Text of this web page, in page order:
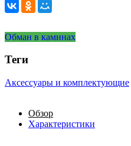
Обман в каминах
Теги
Аксессуары и комплектующие
Обзор
Характеристики